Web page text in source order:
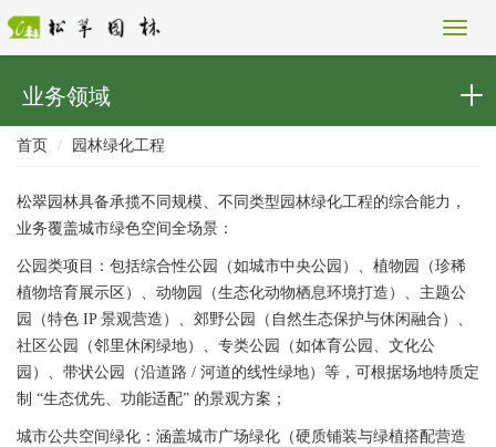
业务领域
首页 园林绿化工程
松翠园林具备承揽不同规模、不同类型园林绿化工程的综合能力，
业务覆盖城市绿色空间全场景：
公园类项目：包括综合性公园（如城市中央公园）、植物园（珍稀
植物培育展示区）、动物园（生态化动物栖息环境打造）、主题公
园（特色 IP 景观营造）、郊野公园（自然生态保护与休闲融合）、
社区公园（邻里休闲绿地）、专类公园（如体育公园、文化公
园）、带状公园（沿道路 / 河道的线性绿地）等，可根据场地特质定
制 “生态优先、功能适配” 的景观方案；
城市公共空间绿化：涵盖城市广场绿化（硬质铺装与绿植搭配营造